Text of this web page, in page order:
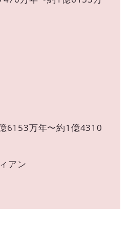
6153万年〜約1億4310
アン